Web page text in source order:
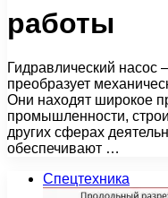
работы
Гидравлический насос
преобразует
Они находят широкое
промышленности,
других сферах
обеспечивают …
Спецтехника